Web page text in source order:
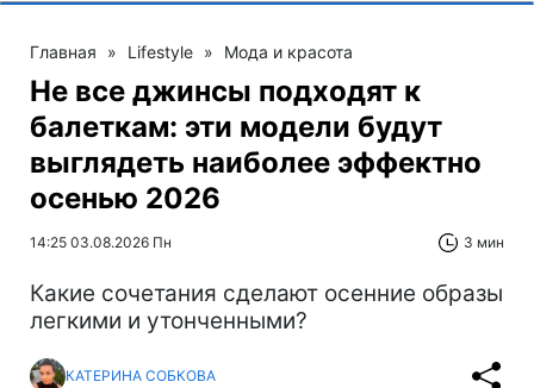
Главная » Lifestyle » Мода и красота
Не все джинсы подходят к
балеткам: эти модели будут
выглядеть наиболее эффектно
осенью 2026
14:25 03.08.2026 Пн 3 мин
Какие сочетания сделают осенние образы
легкими и утонченными?
КАТЕРИНА СОБКОВА